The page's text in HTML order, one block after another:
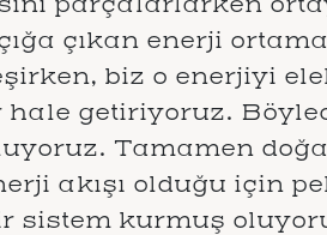
çıkan enerji ortama
biz o enerjiyi
getiriyoruz.
Tamamen
akışı olduğu için
sistem kurmuş